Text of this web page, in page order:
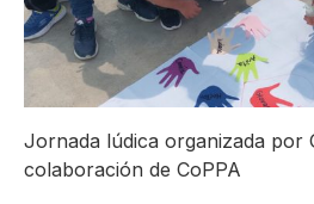
Jornada lúdica organizada por
colaboración de CoPPA